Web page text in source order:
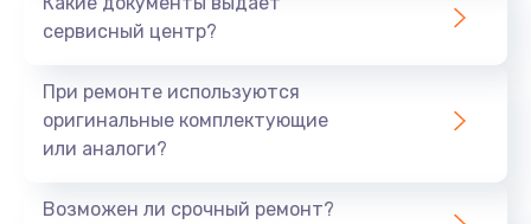
сервисный центр?
При ремонте используются
оригинальные комплектующие
или аналоги?
Возможен ли срочный ремонт?